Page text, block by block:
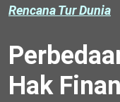
Rencana Tur Dunia
Hak